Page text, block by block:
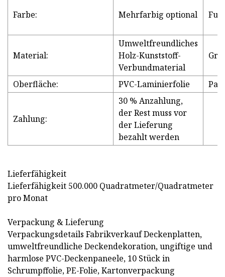
Farbe: Mehrfarbig optional
Material:
Umweltfreundliches
Holz-Kunststoff-
Verbundmaterial
Oberfläche: PVC-Laminierfolie
Zahlung:
30 % Anzahlung,
der Rest muss vor
der Lieferung
bezahlt werden
Lieferfähigkeit
Lieferfähigkeit 500.000 Quadratmeter/Quadratmeter
pro Monat
Verpackung & Lieferung
Verpackungsdetails Fabrikverkauf Deckenplatten,
umweltfreundliche Deckendekoration, ungiftige und
harmlose PVC-Deckenpaneele, 10 Stück in
Schrumpffolie, PE-Folie, Kartonverpackung